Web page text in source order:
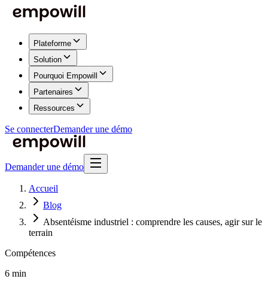
Plateforme
Solution
Pourquoi Empowill
Partenaires
Ressources
Se connecterDemander une démo
Demander une démo
Accueil
Blog
Absentéisme industriel : comprendre les causes, agir sur le
terrain
Compétences
6 min